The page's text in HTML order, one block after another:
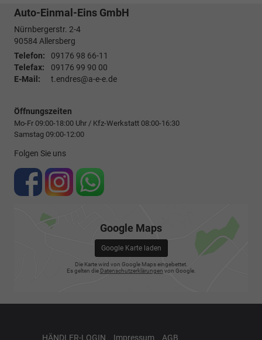
Auto-Einmal-Eins GmbH
Nürnbergerstr. 2-4
90584Allersberg
Telefon:
09176 98 66-11
Telefax:
09176 99 90 00
E-Mail:
t.endres@a-e-e.de
Öffnungszeiten
Mo-Fr 09:00-18:00 Uhr / Kfz-Werkstatt 08:00-16:30
Samstag 09:00-12:00
Folgen Sie uns
Google Maps
Google Karte laden
Die Karte wird von Google Maps eingebettet.
Es gelten die Datenschutzerklärungen von Google.
HÄNDLER-LOGIN Impressum AGB